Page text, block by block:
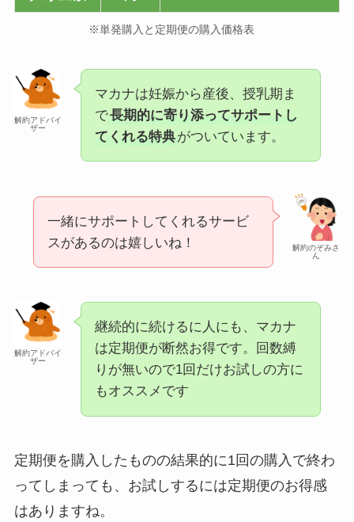
※単発購入と定期便の購入価格表
解約アドバイ
ザー
マカナは妊娠から産後、授乳期ま
で長期的に寄り添ってサポートし
てくれる特典がついています。
解約のぞみさ
ん
一緒にサポートしてくれるサービ
スがあるのは嬉しいね！
解約アドバイ
ザー
継続的に続けるに人にも、マカナ
は定期便が断然お得です。回数縛
りが無いので1回だけお試しの方に
もオススメです
定期便を購入したものの結果的に1回の購入で終わ
ってしまっても、お試しするには定期便のお得感
はありますね。